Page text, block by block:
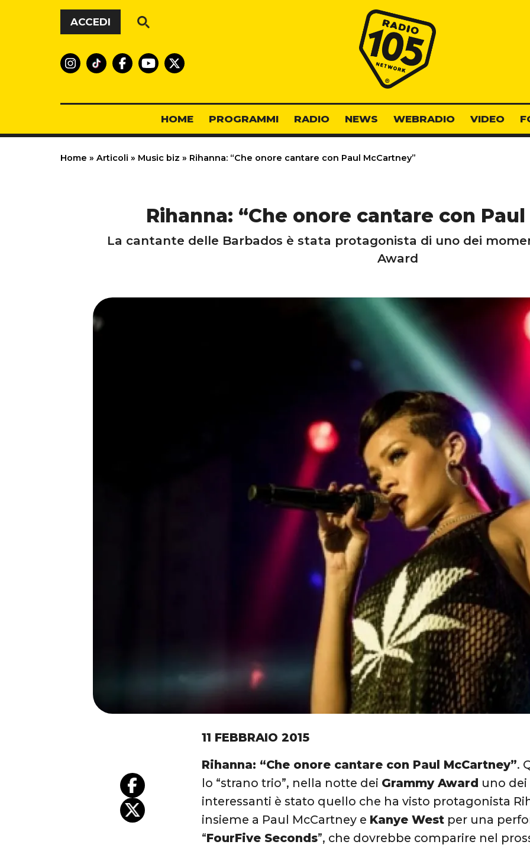
Vai al contenuto
ACCEDI
Radio 105
HOME PROGRAMMI RADIO NEWS WEBRADIO VIDEO
Home » Articoli » Music biz » Rihanna: “Che onore cantare con Paul McCartney”
Rihanna: “Che onore cantare con
La cantante delle Barbados è stata protagonista di uno dei
Award
11 FEBBRAIO 2015
Rihanna: “Che onore cantare con Paul McCartney”.
lo “strano trio”, nella notte dei Grammy Award uno
interessanti è stato quello che ha visto protagonista
insieme a Paul McCartney e Kanye West per una
“FourFive Seconds”, che dovrebbe comparire nel